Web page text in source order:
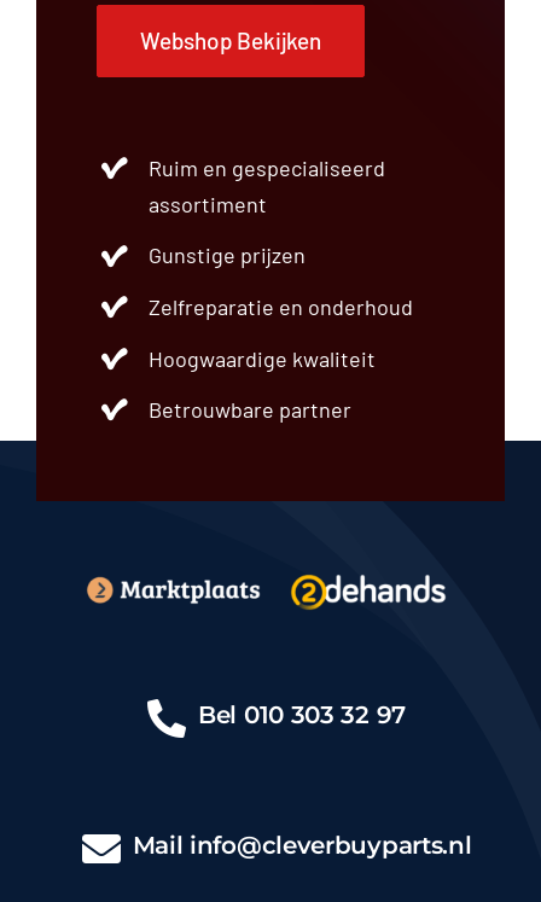
Webshop Bekijken
Ruim en gespecialiseerd
assortiment
Gunstige prijzen
Zelfreparatie en onderhoud
Hoogwaardige kwaliteit
Betrouwbare partner
Bel 010 303 32 97
Mail info@cleverbuyparts.nl